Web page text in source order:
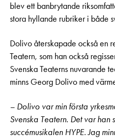
blev ett banbrytande
stora hyllande rubriker i både
Dolivo återskapade också en
Teatern, som han också
Svenska Teaterns nuvarande
minns Georg Dolivo med
– Dolivo var min första
Svenska Teatern. Det var han
succémusikalen HYPE. Jag